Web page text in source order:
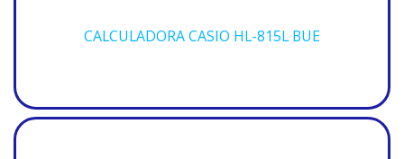
CALCULADORA CASIO HL-815L BUE